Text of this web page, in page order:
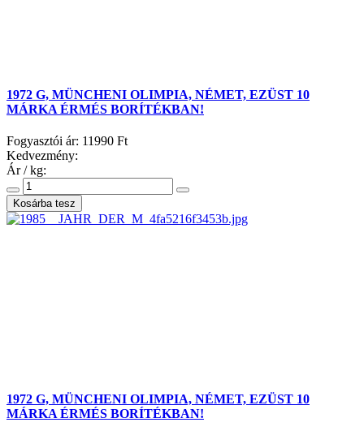
1972 G, MÜNCHENI OLIMPIA, NÉMET, EZÜST 10
MÁRKA ÉRMÉS BORÍTÉKBAN!
Fogyasztói ár: 11990 Ft
Kedvezmény:
Ár / kg:
1972 G, MÜNCHENI OLIMPIA, NÉMET, EZÜST 10
MÁRKA ÉRMÉS BORÍTÉKBAN!